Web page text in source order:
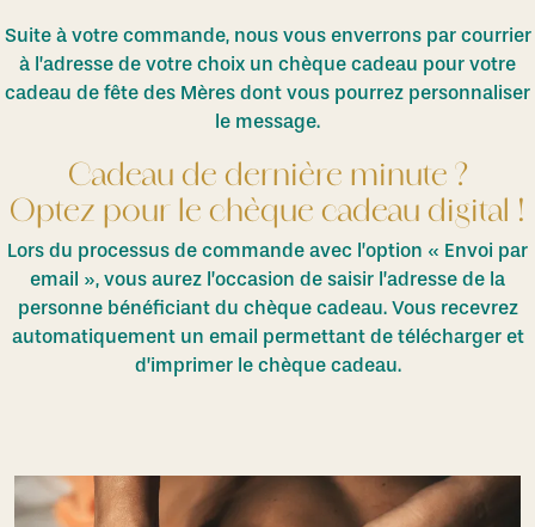
Suite à votre commande, nous vous enverrons par courrier
à l’adresse de votre choix un chèque cadeau pour votre
cadeau de fête des Mères dont vous pourrez personnaliser
le message.
Cadeau de dernière minute ?
Optez pour le chèque cadeau digital !
Lors du processus de commande avec l’option « Envoi par
email », vous aurez l’occasion de saisir l’adresse de la
personne bénéficiant du chèque cadeau. Vous recevrez
automatiquement un email permettant de télécharger et
d’imprimer le chèque cadeau.